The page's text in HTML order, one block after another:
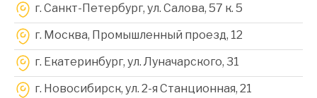
г. Санкт-Петербург, ул. Салова, 57 к. 5
г. Москва, Промышленный проезд, 12
г. Екатеринбург, ул. Луначарского, 31
г. Новосибирск, ул. 2-я Станционная, 21